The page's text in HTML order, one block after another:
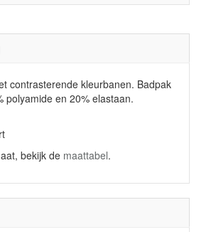
contrasterende kleurbanen. Badpak
polyamide en 20% elastaan.
bekijk de maattabel.